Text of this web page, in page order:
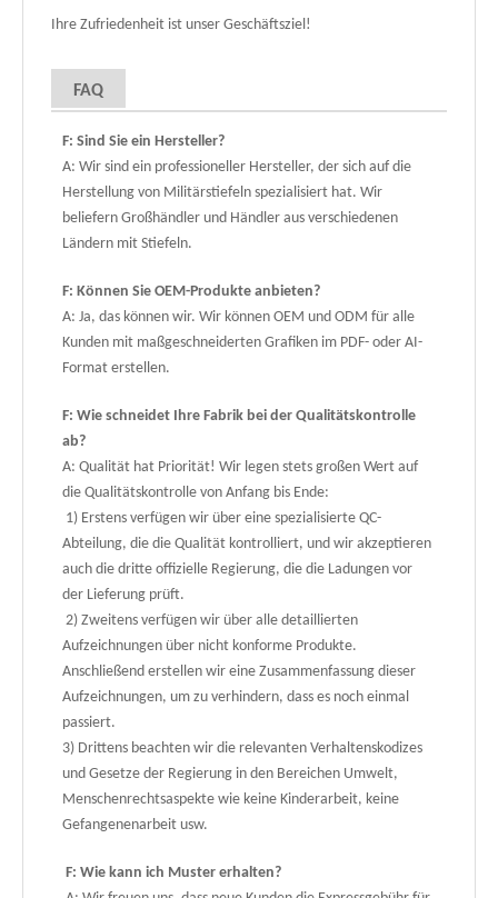
Ihre Zufriedenheit ist unser Geschäftsziel!
FAQ
F: Sind Sie ein Hersteller?
A: Wir sind ein professioneller Hersteller, der sich auf die
Herstellung von Militärstiefeln spezialisiert hat. Wir
beliefern Großhändler und Händler aus verschiedenen
Ländern mit Stiefeln.
F: Können Sie OEM-Produkte anbieten?
A: Ja, das können wir. Wir können OEM und ODM für alle
Kunden mit maßgeschneiderten Grafiken im PDF- oder AI-
Format erstellen.
F: Wie schneidet Ihre Fabrik bei der Qualitätskontrolle
ab?
A: Qualität hat Priorität! Wir legen stets großen Wert auf
die Qualitätskontrolle von Anfang bis Ende:
1) Erstens verfügen wir über eine spezialisierte QC-
Abteilung, die die Qualität kontrolliert, und wir akzeptieren
auch die dritte offizielle Regierung, die die Ladungen vor
der Lieferung prüft.
2) Zweitens verfügen wir über alle detaillierten
Aufzeichnungen über nicht konforme Produkte.
Anschließend erstellen wir eine Zusammenfassung dieser
Aufzeichnungen, um zu verhindern, dass es noch einmal
passiert.
3) Drittens beachten wir die relevanten Verhaltenskodizes
und Gesetze der Regierung in den Bereichen Umwelt,
Menschenrechtsaspekte wie keine Kinderarbeit, keine
Gefangenenarbeit usw.
F: Wie kann ich Muster erhalten?